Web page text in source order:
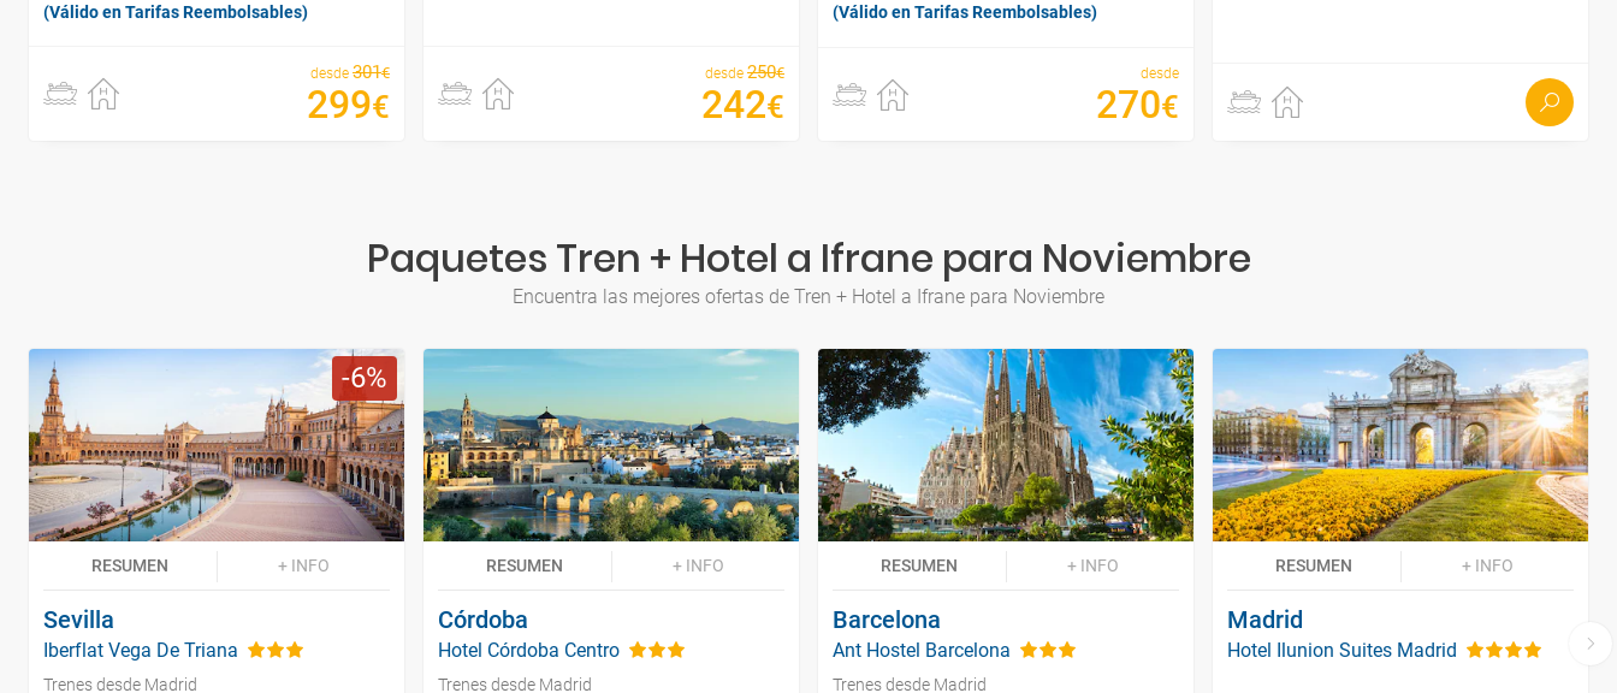
(Válido en Tarifas Reembolsables)
desde 301€
299€
desde 250€
242€
(Válido en Tarifas Reembolsables)
desde
270€
Paquetes Tren + Hotel a Ifrane para Noviembre
Encuentra las mejores ofertas de Tren + Hotel a Ifrane para Noviembre
6
RESUMEN + INFO
Sevilla
Iberflat Vega De Triana
Trenes desde Madrid
RESUMEN + INFO
Córdoba
Hotel Córdoba Centro
Trenes desde Madrid
RESUMEN + INFO
Barcelona
Ant Hostel Barcelona
Trenes desde Madrid
RESUMEN + INFO
Madrid
Hotel Ilunion Suites Madrid